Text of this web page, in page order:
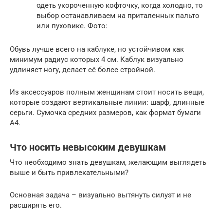
одеть укороченную кофточку, когда холодно, то
выбор останавливаем на приталенных пальто
или пуховике. Фото:
Обувь лучше всего на каблуке, но устойчивом как
минимум радиус которых 4 см. Каблук визуально
удлиняет ногу, делает её более стройной.
Из аксессуаров полным женщинам стоит носить вещи,
которые создают вертикальные линии: шарф, длинные
серьги. Сумочка средних размеров, как формат бумаги
А4.
Что носить невысоким девушкам
Что необходимо знать девушкам, желающим выглядеть
выше и быть привлекательными?
Основная задача – визуально вытянуть силуэт и не
расширять его.